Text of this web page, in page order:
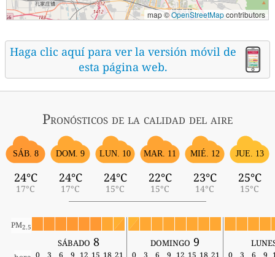
map ©OpenStreetMapcontributors
Haga clic aquí para ver la versión móvil de
esta página web.
Pronósticos de la calidad del aire
SÁB. 8
24°C
17°C
DOM. 9
24°C
17°C
LUN. 10
24°C
15°C
MAR. 11
22°C
15°C
MIÉ. 12
23°C
14°C
JUE. 13
25°C
15°C
PM2.5
sábado 8 domingo 9
0 3 6 9 12 15 18 21 0 3 6 9 12 15 18 21 0 3 6 9